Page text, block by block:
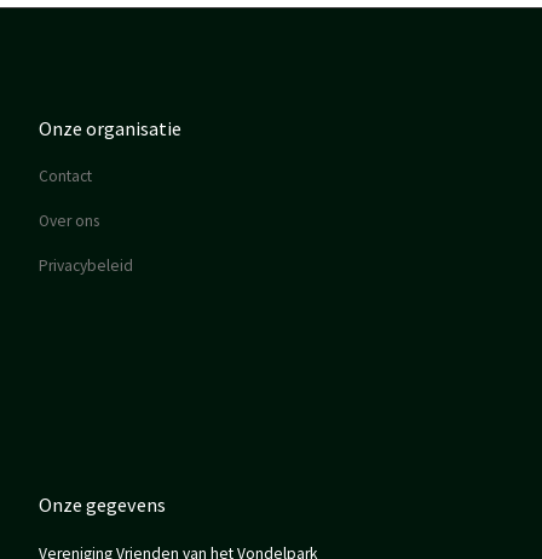
Onze organisatie
Contact
Over ons
Privacybeleid
Onze gegevens
Vereniging Vrienden van het Vondelpark